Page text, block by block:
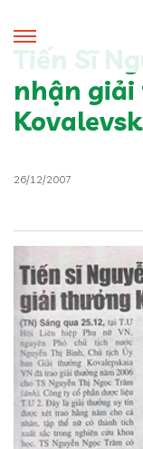
Tiến Sĩ
nhận
26/12/2007